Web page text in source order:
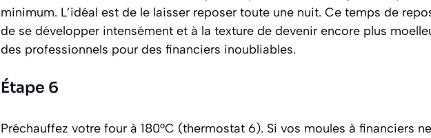
minimum. L’idéal est de le laisser reposer toute une nuit. Ce temps de
de se développer intensément et à la texture de devenir encore plus
des professionnels pour des financiers inoubliables.
Étape 6
Préchauffez votre four à 180°C (thermostat 6). Si vos moules à financiers